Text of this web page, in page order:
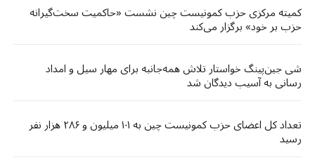
کمیته مرکزی حزب کمونیست چین نشست «حاکمیت سخت‌گیرانه
حزب بر خود» برگزار می‌کند
شی جین‌پینگ خواستار تلاش همه‌جانبه برای مهار سیل و امداد
رسانی به آسیب دیدگان شد
تعداد کل اعضای حزب کمونیست چین به ۱۰۱ میلیون و ۲۸۶ هزار نفر
رسید